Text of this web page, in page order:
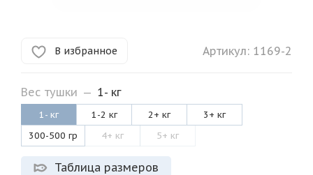
В избранное Артикул: 1169-2
Вес тушки — 1- кг
1- кг 1-2 кг 2+ кг
3+ кг
300-500 гр
4+ кг 5+ кг
Таблица размеров